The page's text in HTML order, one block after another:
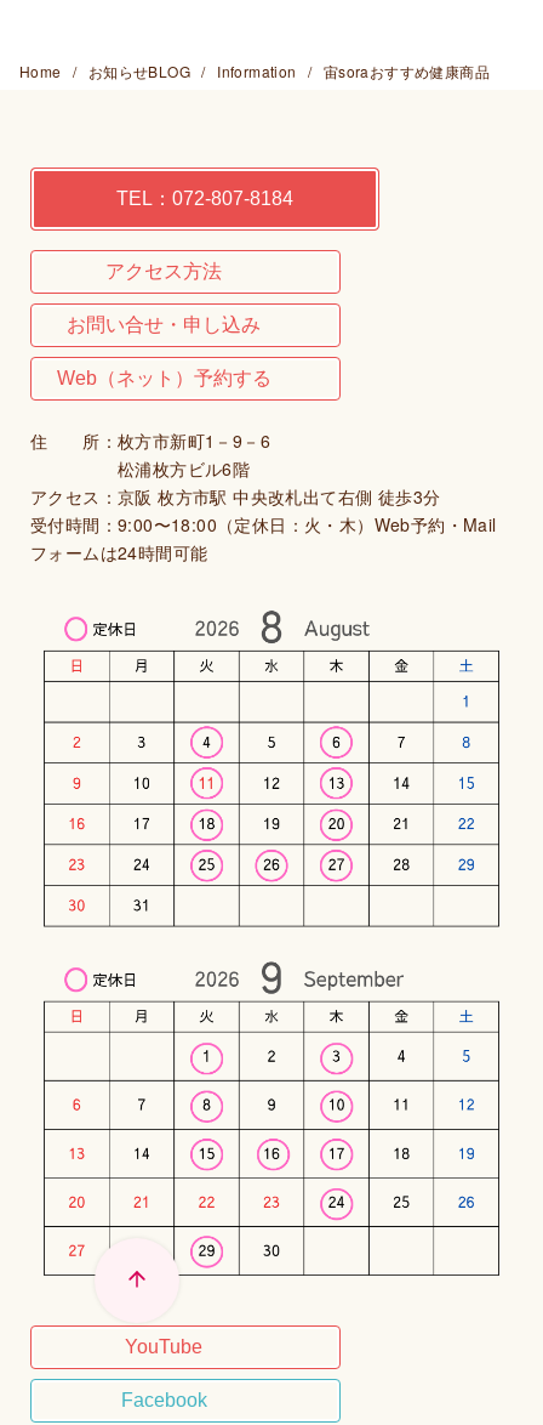
Home お知らせBLOG Information 宙soraおすすめ健康商品
TEL：072-807-8184
アクセス方法
お問い合せ・申し込み
Web（ネット）予約する
住 所：枚方市新町1－9－6
松浦枚方ビル6階
アクセス：京阪 枚方市駅 中央改札出て右側 徒歩3分
受付時間：9:00〜18:00（定休日：火・木）Web予約・Mail
フォームは24時間可能
YouTube
Facebook